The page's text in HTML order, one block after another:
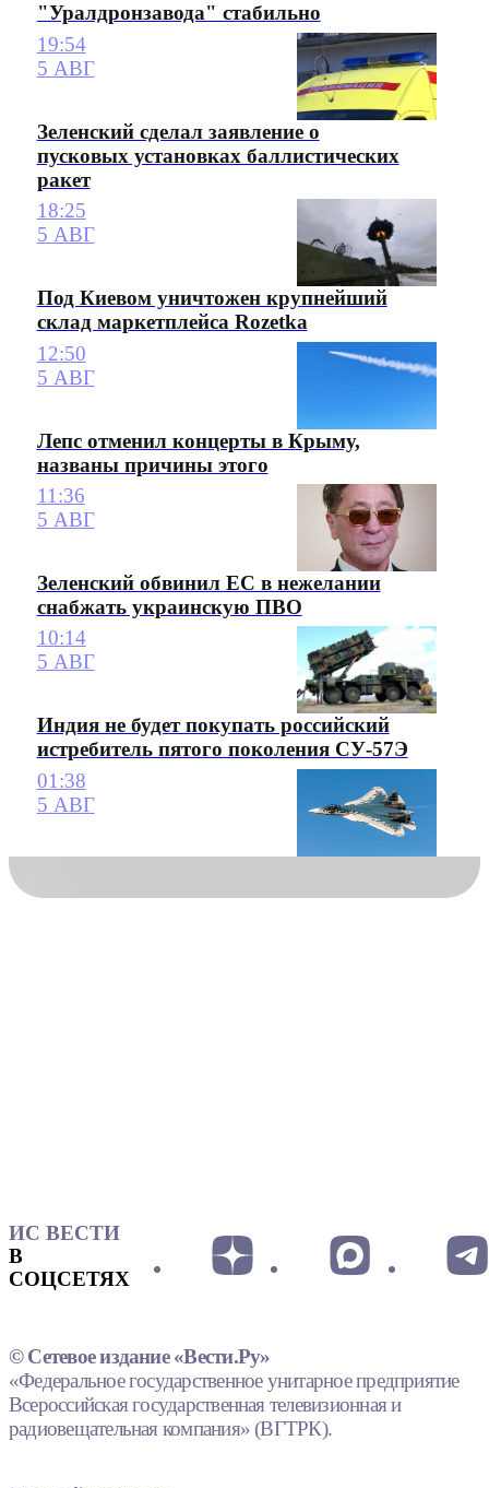
"Уралдронзавода" стабильно
19:54
5 АВГ
Зеленский сделал заявление о
пусковых установках баллистических
ракет
18:25
5 АВГ
Под Киевом уничтожен крупнейший
склад маркетплейса Rozetka
12:50
5 АВГ
Лепс отменил концерты в Крыму,
названы причины этого
11:36
5 АВГ
Зеленский обвинил ЕС в нежелании
снабжать украинскую ПВО
10:14
5 АВГ
Индия не будет покупать российский
истребитель пятого поколения СУ-57Э
01:38
5 АВГ
ИС ВЕСТИ
В
СОЦСЕТЯХ
© Сетевое издание «Вести.Ру»
«Федеральное государственное унитарное предприятие
Всероссийская государственная телевизионная и
радиовещательная компания» (ВГТРК).